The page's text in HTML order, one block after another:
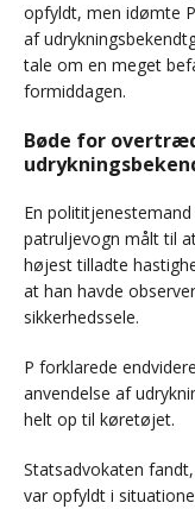
opfyldt, men idømte
af
tale om en meget
formiddagen.
Bøde for
En
patruljevogn målt til
højest tilladte
at han havde
sikkerhedssele.
P forklarede
anvendelse af
helt op til køretøjet.
Statsadvokaten
var opfyldt i